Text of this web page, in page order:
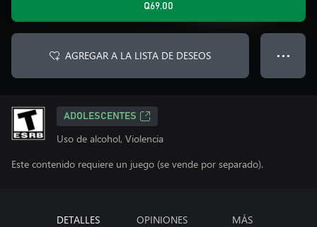
Q69.00
AGREGAR A LA LISTA DE DESEOS ● ● ●
ADOLESCENTES
Uso de alcohol, Violencia
Este contenido requiere un juego (se vende por separado).
DETALLES OPINIONES MÁS